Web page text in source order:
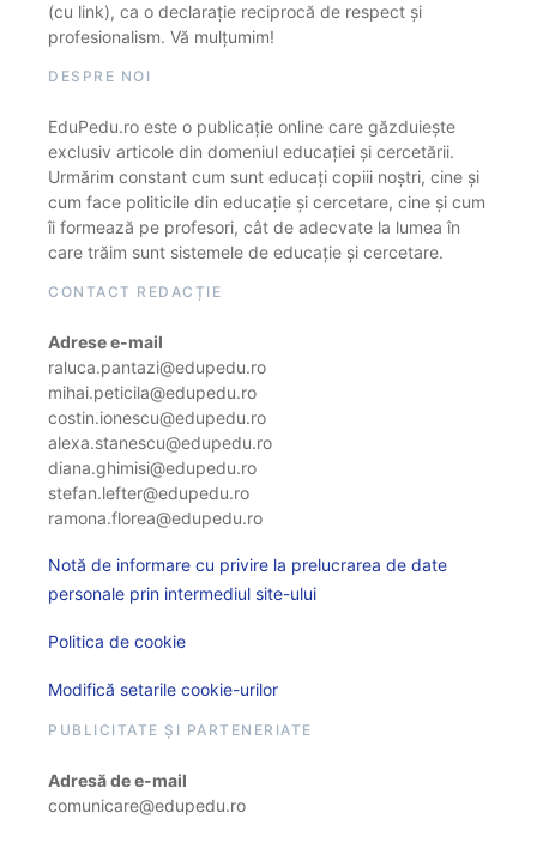
(cu link), ca o declarație reciprocă de respect și
profesionalism. Vă mulțumim!
DESPRE NOI
EduPedu.ro este o publicație online care găzduiește
exclusiv articole din domeniul educației și cercetării.
Urmărim constant cum sunt educați copiii noștri, cine și
cum face politicile din educație și cercetare, cine și cum
îi formează pe profesori, cât de adecvate la lumea în
care trăim sunt sistemele de educație și cercetare.
CONTACT REDACȚIE
Adrese e-mail
raluca.pantazi@edupedu.ro
mihai.peticila@edupedu.ro
costin.ionescu@edupedu.ro
alexa.stanescu@edupedu.ro
diana.ghimisi@edupedu.ro
stefan.lefter@edupedu.ro
ramona.florea@edupedu.ro
Notă de informare cu privire la prelucrarea de date
personale prin intermediul site-ului
Politica de cookie
Modifică setarile cookie-urilor
PUBLICITATE ȘI PARTENERIATE
Adresă de e-mail
comunicare@edupedu.ro